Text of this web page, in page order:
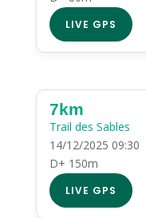
LIVE GPS
7km
Trail des Sables
14/12/2025 09:30
D+ 150m
LIVE GPS